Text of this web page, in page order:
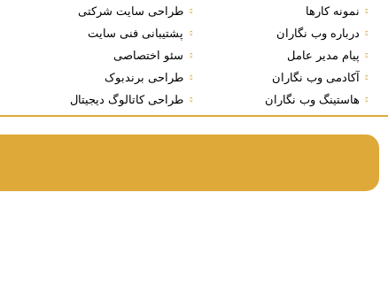
نمونه کارها
درباره وب نگاران
پیام مدیر عامل
آکادمی وب نگاران
هاستینگ وب نگاران
طراحی سایت شرکتی
پشتیبانی فنی سایت
سئو اختصاصی
طراحی برندبوک
طراحی کاتالوگ دیجیتال